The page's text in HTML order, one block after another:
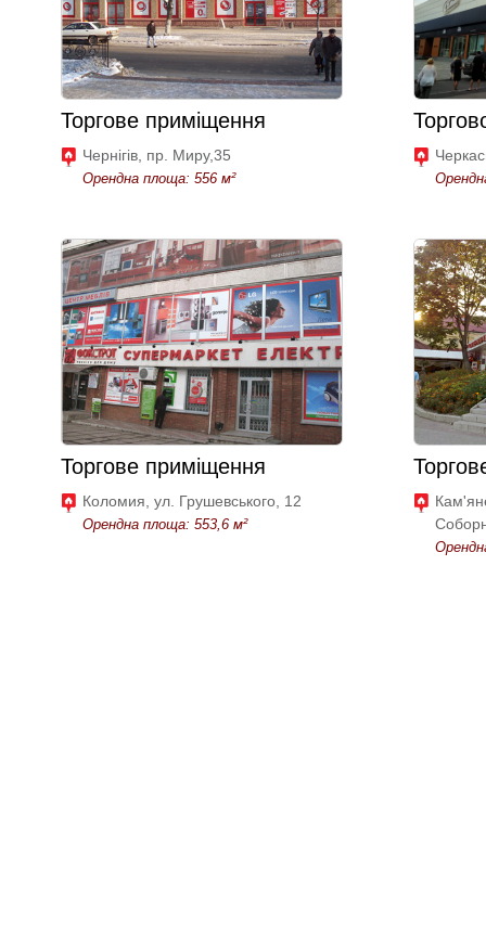
Торгове приміщення
Чернігів, пр. Миру,35
Орендна площа: 556 м²
Торгове приміщення
Коломия, ул. Грушевського, 12
Орендна площа: 553,6 м²